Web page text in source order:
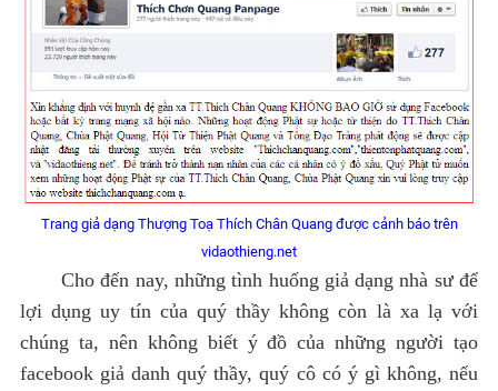
Trang giả dạng Thượng Toạ Thích Chân Quang được cảnh báo trên
vidaothieng.net
Cho đến nay, những tình huống giả dạng nhà sư để
lợi dụng uy tín của quý thầy không còn là xa lạ với
chúng ta, nên không biết ý đồ của những người tạo
facebook giả danh quý thầy, quý cô có ý gì không, nếu